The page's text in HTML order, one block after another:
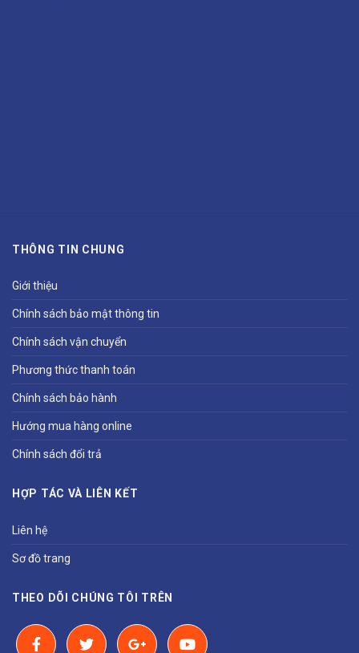
THÔNG TIN CHUNG
Giới thiệu
Chính sách bảo mật thông tin
Chính sách vận chuyển
Phương thức thanh toán
Chính sách bảo hành
Hướng mua hàng online
Chính sách đổi trả
HỢP TÁC VÀ LIÊN KẾT
Liên hệ
Sơ đồ trang
THEO DÕI CHÚNG TÔI TRÊN